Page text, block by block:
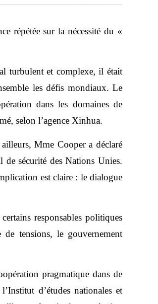
répétée sur la nécessité du «
turbulent et complexe, il était
les défis mondiaux. Le
dans les domaines de
selon l’agence Xinhua.
Mme Cooper a déclaré
sécurité des Nations Unies.
est claire : le dialogue
responsables politiques
tensions, le gouvernement
pragmatique dans de
d’études nationales et